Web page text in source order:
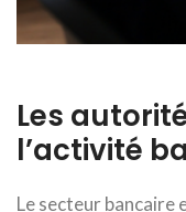
Les
l’activité
Le secteur bancaire